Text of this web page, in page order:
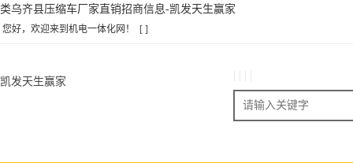
类乌齐县压缩车厂家直销招商信息-凯发天生赢家
您好，欢迎来到机电一体化网！ [ ]
凯发天生赢家
搜索